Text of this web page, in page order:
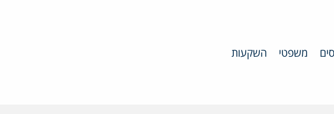
משפטי השקעות